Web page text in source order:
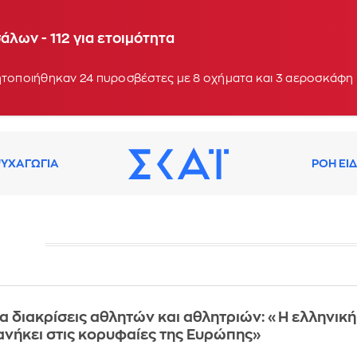
Κολυμπάδα στη Σκύρο - Ενισχύθηκαν οι
- 112 για ετοιμότητα
24 πυροσβέστες με 8 οχήματα και 3 αεροσκάφη
ΡΟΗ
διακρίσεις αθλητών και αθλητριών: «Η ελληνική
στις κορυφαίες της Ευρώπης»